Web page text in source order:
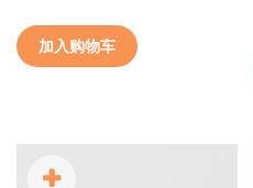
加入购物车